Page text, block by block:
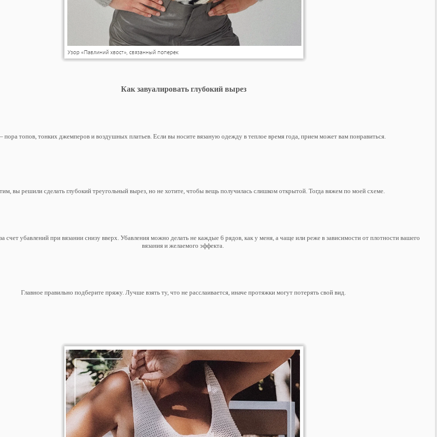
Как завуалировать глубокий вырез
топов, тонких джемперов и воздушных платьев. Если вы носите вязаную одежду в теплое время года, прием может вам понравиться.
вы решили сделать глубокий треугольный вырез, но не хотите, чтобы вещь получилась слишком открытой. Тогда вяжем по моей схеме.
счет убавлений при вязании снизу вверх. Убавления можно делать не каждые 6 рядов, как у меня, а чаще или реже в зависимости от плотности вашего
вязания и желаемого эффекта.
Главное правильно подберите пряжу. Лучше взять ту, что не расслаивается, иначе протяжки могут потерять свой вид.